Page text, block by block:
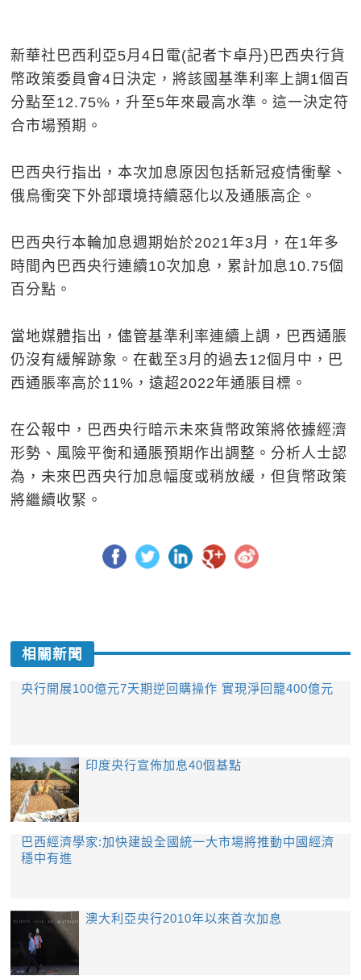
新華社巴西利亞5月4日電(記者卞卓丹)巴西央行貨
幣政策委員會4日決定，將該國基準利率上調1個百
分點至12.75%，升至5年來最高水準。這一決定符
合市場預期。
巴西央行指出，本次加息原因包括新冠疫情衝擊、
俄烏衝突下外部環境持續惡化以及通脹高企。
巴西央行本輪加息週期始於2021年3月，在1年多
時間內巴西央行連續10次加息，累計加息10.75個
百分點。
當地媒體指出，儘管基準利率連續上調，巴西通脹
仍沒有緩解跡象。在截至3月的過去12個月中，巴
西通脹率高於11%，遠超2022年通脹目標。
在公報中，巴西央行暗示未來貨幣政策將依據經濟
形勢、風險平衡和通脹預期作出調整。分析人士認
為，未來巴西央行加息幅度或稍放緩，但貨幣政策
將繼續收緊。
相關新聞
央行開展100億元7天期逆回購操作 實現淨回籠400億元
印度央行宣佈加息40個基點
巴西經濟學家:加快建設全國統一大市場將推動中國經濟
穩中有進
澳大利亞央行2010年以來首次加息